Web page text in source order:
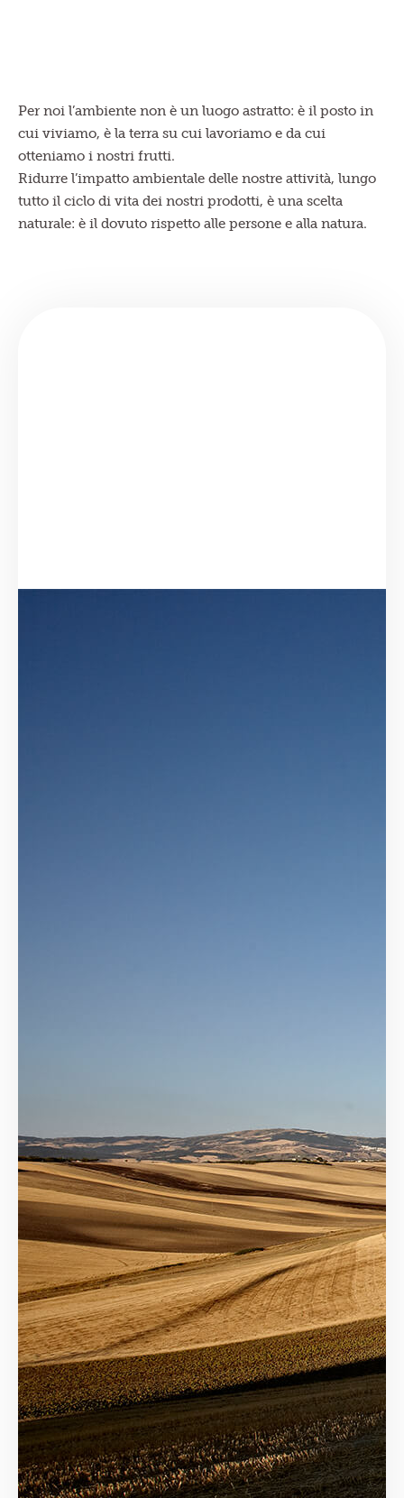
Per noi l’ambiente non è un luogo astratto: è il posto in
cui viviamo, è la terra su cui lavoriamo e da cui
otteniamo i nostri frutti.
Ridurre l’impatto ambientale delle nostre attività, lungo
tutto il ciclo di vita dei nostri prodotti, è una scelta
naturale: è il dovuto rispetto alle persone e alla natura.